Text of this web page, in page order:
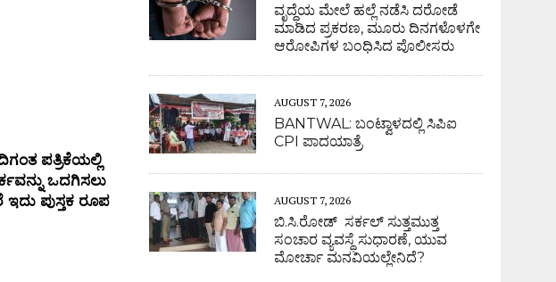
ಪತ್ರಿಕೆಯಲ್ಲಿ
ಒದಗಿಸಲು
ಪುಸ್ತಕ ರೂಪ
ವೃದ್ಧೆಯ ಮೇಲೆ ಹಲ್ಲೆ ನಡೆಸಿ ದರೋಡೆ
ಮಾಡಿದ ಪ್ರಕರಣ, ಮೂರು ದಿನಗಳೊಳಗೇ
ಆರೋಪಿಗಳ ಬಂಧಿಸಿದ ಪೊಲೀಸರು
AUGUST 7, 2026
BANTWAL: ಬಂಟ್ವಾಳದಲ್ಲಿ ಸಿಪಿಐ
CPI ಪಾದಯಾತ್ರೆ
AUGUST 7, 2026
ಬಿ.ಸಿ.ರೋಡ್ ಸರ್ಕಲ್ ಸುತ್ತಮುತ್ತ
ಸಂಚಾರ ವ್ಯವಸ್ಥೆ ಸುಧಾರಣೆ, ಯುವ
ಮೋರ್ಚಾ ಮನವಿಯಲ್ಲೇನಿದೆ?